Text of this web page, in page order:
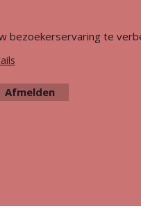
bezoekerservaring te
Afmelden